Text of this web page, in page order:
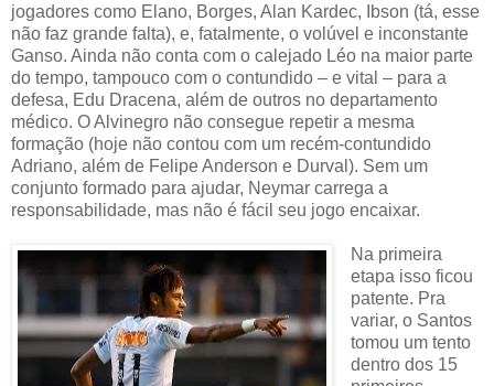
jogadores como Elano, Borges, Alan Kardec, Ibson (tá, esse
não faz grande falta), e, fatalmente, o volúvel e inconstante
Ganso. Ainda não conta com o calejado Léo na maior parte
do tempo, tampouco com o contundido – e vital – para a
defesa, Edu Dracena, além de outros no departamento
médico. O Alvinegro não consegue repetir a mesma
formação (hoje não contou com um recém-contundido
Adriano, além de Felipe Anderson e Durval). Sem um
conjunto formado para ajudar, Neymar carrega a
responsabilidade, mas não é fácil seu jogo encaixar.
Na primeira
etapa isso ficou
patente. Pra
variar, o Santos
tomou um tento
dentro dos 15